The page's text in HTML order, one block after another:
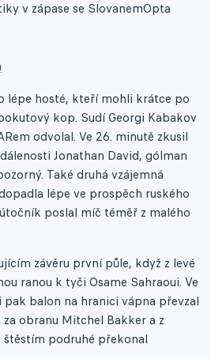
v zápase se SlovanemOpta
lépe hosté, kteří mohli krátce po
kop. Sudí Georgi Kabakov
odvolal. Ve 26. minutě zkusil
Jonathan David, gólman
Také druhá vzájemná
lépe ve prospěch ruského
poslal míč téměř z malého
závěru první půle, když z levé
ranou k tyči Osame Sahraoui. Ve
pak balon na hranici vápna převzal
obranu Mitchel Bakker a z
podruhé překonal